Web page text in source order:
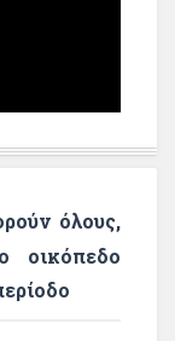
όλους,
οικόπεδο